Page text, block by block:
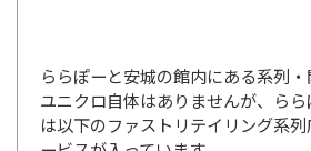
ららぽーと安城の館内にある系列
ユニクロ自体はありませんが、ら
は以下のファストリテイリング系